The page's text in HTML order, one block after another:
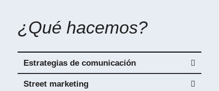
¿Qué hacemos?
Estrategias de comunicación
Street marketing